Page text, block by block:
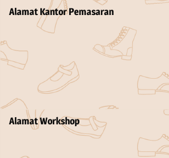
Alamat Kantor Pemasaran
Alamat Workshop